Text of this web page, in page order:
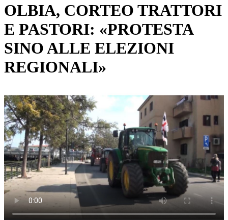
OLBIA, CORTEO TRATTORI
E PASTORI: «PROTESTA
SINO ALLE ELEZIONI
REGIONALI»